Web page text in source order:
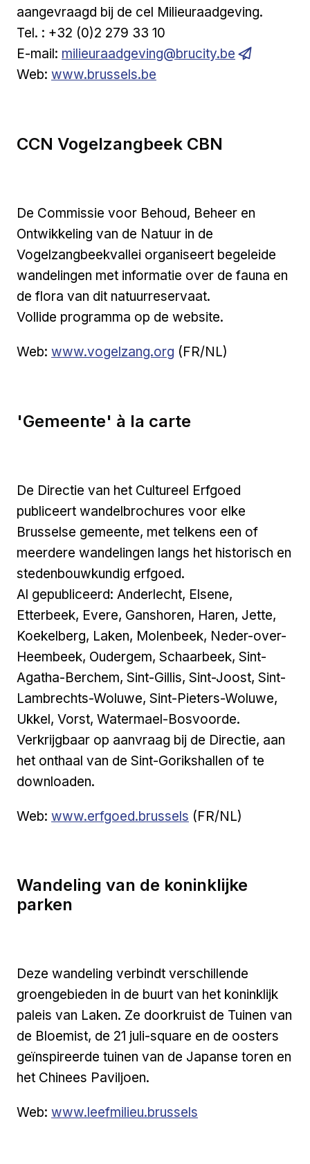
aangevraagd bij de cel Milieuraadgeving.
Tel. : +32 (0)2 279 33 10
E-mail: milieuraadgeving@brucity.be
Web: Externe link
www.brussels.be
CCN Vogelzangbeek CBN
De Commissie voor Behoud, Beheer en
Ontwikkeling van de Natuur in de
Vogelzangbeekvallei organiseert begeleide
wandelingen met informatie over de fauna en
de flora van dit natuurreservaat.
Vollide programma op de website.
Web: Externe link
www.vogelzang.org (FR/NL)
'Gemeente' à la carte
De Directie van het Cultureel Erfgoed
publiceert wandelbrochures voor elke
Brusselse gemeente, met telkens een of
meerdere wandelingen langs het historisch en
stedenbouwkundig erfgoed.
Al gepubliceerd: Anderlecht, Elsene,
Etterbeek, Evere, Ganshoren, Haren, Jette,
Koekelberg, Laken, Molenbeek, Neder-over-
Heembeek, Oudergem, Schaarbeek, Sint-
Agatha-Berchem, Sint-Gillis, Sint-Joost, Sint-
Lambrechts-Woluwe, Sint-Pieters-Woluwe,
Ukkel, Vorst, Watermael-Bosvoorde.
Verkrijgbaar op aanvraag bij de Directie, aan
het onthaal van de Sint-Gorikshallen of te
downloaden.
Web: Externe link
www.erfgoed.brussels (FR/NL)
Wandeling van de koninklijke
parken
Deze wandeling verbindt verschillende
groengebieden in de buurt van het koninklijk
paleis van Laken. Ze doorkruist de Tuinen van
de Bloemist, de 21 juli-square en de oosters
geïnspireerde tuinen van de Japanse toren en
het Chinees Paviljoen.
Web: Externe link
www.leefmilieu.brussels